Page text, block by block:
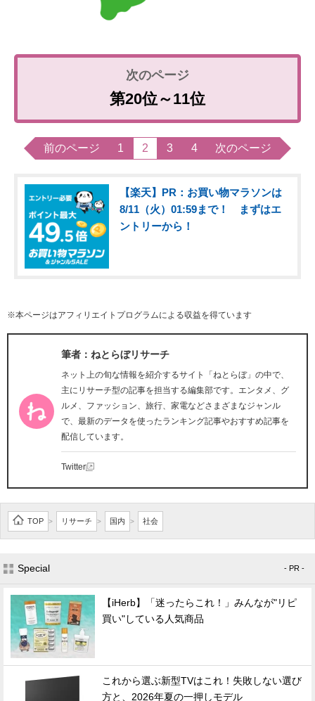
第20位～11位
前のページ 1 2 3 4 次のページ
【楽天】PR：お買い物マラソンは
8/11（火）01:59まで！ まずはエ
ントリーから！
※本ページはアフィリエイトプログラムによる収益を得ています
筆者：ねとらぼリサーチ
ネット上の旬な情報を紹介するサイト「ねとらぼ」の中で、
主にリサーチ型の記事を担当する編集部です。エンタメ、グ
ルメ、ファッション、旅行、家電などさまざまなジャンル
で、最新のデータを使ったランキング記事やおすすめ記事を
配信しています。
Twitter
TOP > リサーチ > 国内 > 社会
Special - PR -
【iHerb】「迷ったらこれ！」みんなが"リピ
買い"している人気商品
これから選ぶ新型TVはこれ！失敗しない選び
方と、2026年夏の一押しモデル